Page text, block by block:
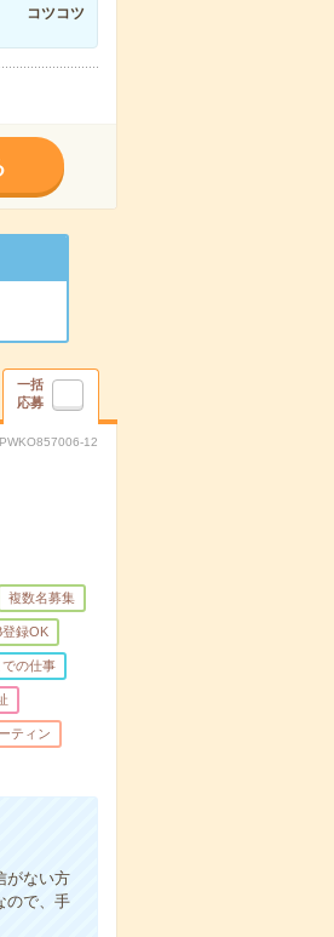
コツコツ
一括
応募
12
複数名募集
登録OK
の仕事
ティン
がない方
ので、手